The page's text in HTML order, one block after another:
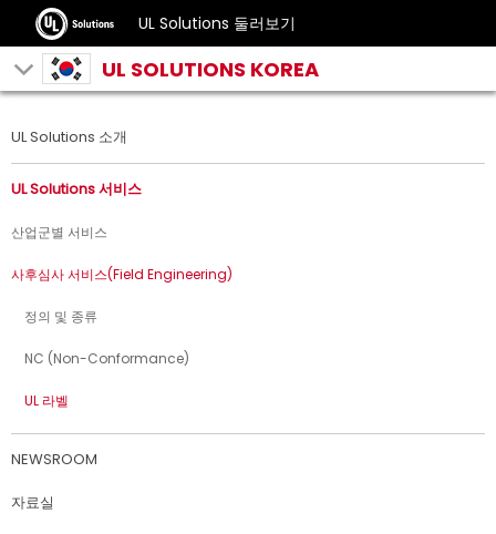
UL Solutions 둘러보기
UL SOLUTIONS KOREA
UL Solutions 소개
UL Solutions 서비스
산업군별 서비스
사후심사 서비스(Field Engineering)
정의 및 종류
NC (Non-Conformance)
UL 라벨
NEWSROOM
자료실